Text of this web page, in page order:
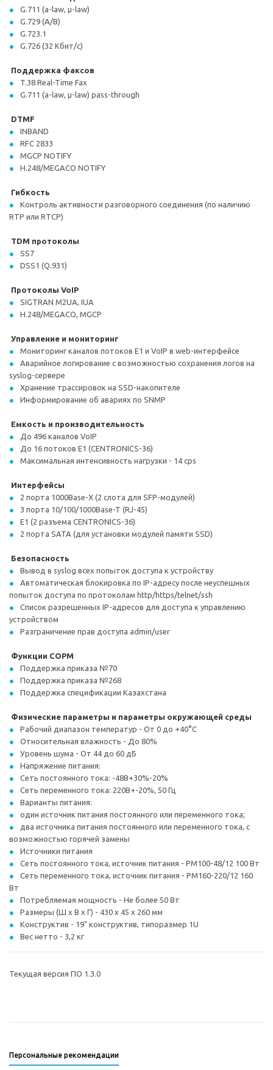
G.711 (a-law, µ-law)
G.729 (A/B)
G.723.1
G.726 (32 Кбит/c)
Поддержка факсов
T.38 Real-Time Fax
G.711 (a-law, µ-law) pass-through
DTMF
INBAND
RFC 2833
MGCP NOTIFY
H.248/MEGACO NOTIFY
Гибкость
Контроль активности разговорного соединения (по наличию
RTP или RTCP)
TDM протоколы
SS7
DSS1 (Q.931)
Протоколы VoIP
SIGTRAN M2UA, IUA
H.248/MEGACO, MGCP
Управление и мониторинг
Мониторинг каналов потоков Е1 и VoIP в web-интерфейсе
Аварийное логирование с возможностью сохранения логов на
syslog-сервере
Хранение трассировок на SSD-накопителе
Информирование об авариях по SNMP
Емкость и производительность
До 496 каналов VoIP
До 16 потоков E1 (CENTRONICS-36)
Максимальная интенсивность нагрузки - 14 cps
Интерфейсы
2 порта 1000Base-X (2 слота для SFP-модулей)
3 порта 10/100/1000Base-T (RJ-45)
E1 (2 разъема CENTRONICS-36)
2 порта SATA (для установки модулей памяти SSD)
Безопасность
Вывод в syslog всех попыток доступа к устройству
Автоматическая блокировка по IP-адресу после неуспешных
попыток доступа по протоколам http/https/telnet/ssh
Список разрешенных IP-адресов для доступа к управлению
устройством
Разграничение прав доступа admin/user
Функции СОРМ
Поддержка приказа №70
Поддержка приказа №268
Поддержка спецификации Казахстана
Физические параметры и параметры окружающей среды
Рабочий диапазон температур - От 0 до +40°С
Относительная влажность - До 80%
Уровень шума - От 44 до 60 дБ
Напряжение питания:
Сеть постоянного тока: -48В+30%-20%
Сеть переменного тока: 220В+-20%, 50 Гц
Варианты питания:
один источник питания постоянного или переменного тока;
два источника питания постоянного или переменного тока, с
возможностью горячей замены
Источники питания
Сеть постоянного тока, источник питания - PM100-48/12 100 Вт
Сеть переменного тока, источник питания - PM160-220/12 160
Вт
Потребляемая мощность - Не более 50 Вт
Размеры (Ш х В х Г) - 430 х 45 х 260 мм
Конструктив - 19" конструктив, типоразмер 1U
Вес нетто - 3,2 кг
Текущая версия ПО 1.3.0
Персональные рекомендации